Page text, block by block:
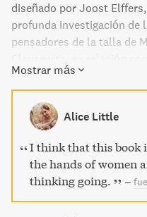
diseñado por Joost
profunda investigación de
pensadores de la talla de
que a lo largo de la
y siguen regulando el
Leyes que se aplican
relaciones, en la calle o
a todo, a todos y para
Mostrar más
Alice Little
I think that this book
the hands of women
thinking going.
–